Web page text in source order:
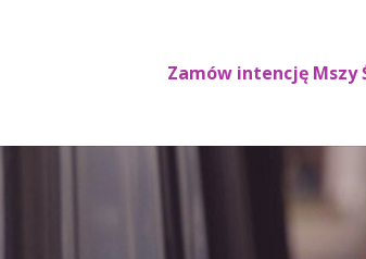
Zamów intencję Mszy